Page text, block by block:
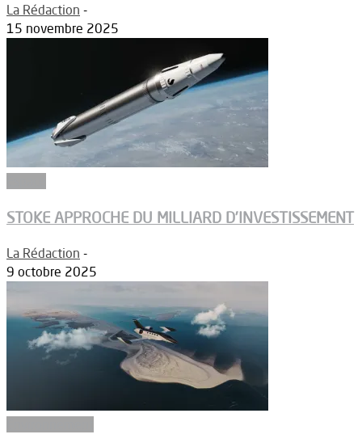
La Rédaction -
15 novembre 2025
STOKE APPROCHE DU MILLIARD D’INVESTISSEMENT
La Rédaction -
9 octobre 2025